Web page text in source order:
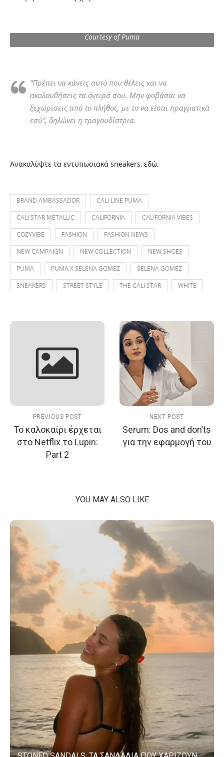
Courtesy of Puma
“Πρέπει να κάνεις αυτό που θέλεις και να
ακολουθήσεις τα όνειρά σου. Μην φοβάσαι να
ξεχωρίσεις από το πλήθος, με το να είσαι πραγματικά
εσύ”, δηλώνει η τραγουδίστρια.
Ανακαλύψτε τα εντυπωσιακά sneakers, εδώ.
BRAND AMBASSADOR
CALI LINE PUMA
CALI STAR METALLIC
CALIFORNIA
CALIFORNIA VIBES
COZYVIBE
FASHION
FASHION NEWS
NEW CAMPAIGN
NEW COLLECTION
NEW SHOES
PUMA
PUMA X SELENA GOMEZ
SELENA GOMEZ
SNEAKERS
STREET STYLE THE CALI STAR WHITE
PREVIOUS POST
Το καλοκαίρι έρχεται
στο Netflix το Lupin:
Part 2
NEXT POST
Serum: Dos and don’ts
για την εφαρμογή του
YOU MAY ALSO LIKE